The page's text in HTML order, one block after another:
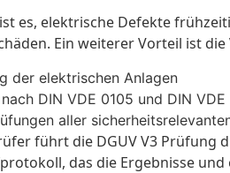
es, elektrische Defekte
Ein weiterer Vorteil ist
der elektrischen Anlagen
DIN VDE 0105 und DIN VDE
aller
führt die DGUV V3 Prüfung
das die Ergebnisse